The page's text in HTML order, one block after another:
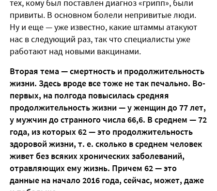
тех, кому был поставлен диагноз «грипп», были
привиты. В основном болели непривитые люди.
Ну и еще — уже известно, какие штаммы атакуют
нас в следующий раз, так что специалисты уже
работают над новыми вакцинами.
Вторая тема — смертность и продолжительность
жизни. Здесь вроде все тоже не так печально. Во-
первых, на полгода повысилась средняя
продолжительность жизни — у женщин до 77 лет,
у мужчин до странного числа 66,6. В среднем — 72
года, из которых 62 — это продолжительность
здоровой жизни, т. е. сколько в среднем человек
живет без всяких хронических заболеваний,
отравляющих ему жизнь. Причем 62 — это
данные на начало 2016 года, сейчас, может, даже